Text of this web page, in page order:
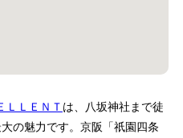
ＬＬＥＮＴ は、八坂神社まで徒
の魅力です。京阪「祇園四条